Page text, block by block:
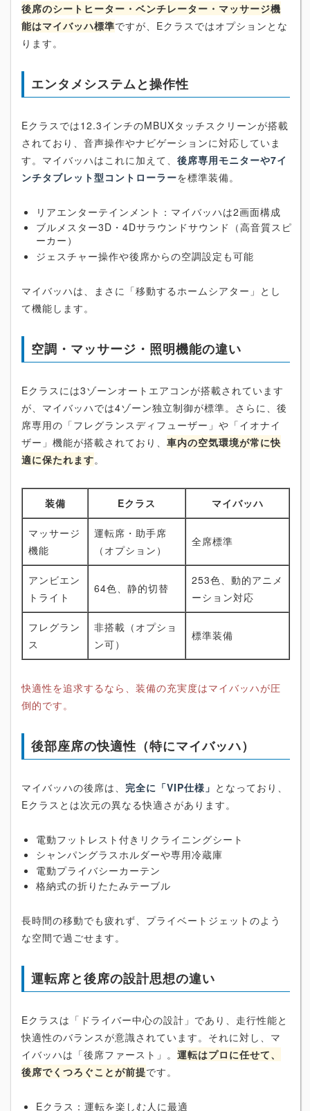
後席のシートヒーター・ベンチレーター・マッサージ機
能はマイバッハ標準ですが、Eクラスではオプションとな
ります。
エンタメシステムと操作性
Eクラスでは12.3インチのMBUXタッチスクリーンが搭載
されており、音声操作やナビゲーションに対応していま
す。マイバッハはこれに加えて、 後席専用モニターや7イ
ンチタブレット型コントローラーを標準装備。
リアエンターテインメント：マイバッハは2画面構成
ブルメスター3D・4Dサラウンドサウンド（高音質スピ
ーカー）
ジェスチャー操作や後席からの空調設定も可能
マイバッハは、まさに「移動するホームシアター」とし
て機能します。
空調・マッサージ・照明機能の違い
Eクラスには3ゾーンオートエアコンが搭載されています
が、マイバッハでは4ゾーン独立制御が標準。さらに、後
席専用の「フレグランスディフューザー」や「イオナイ
ザー」機能が搭載されており、 車内の空気環境が常に快
適に保たれます。
装備 Eクラス マイバッハ
マッサージ
機能
運転席・助手席
（オプション）
全席標準
アンビエン
トライト
64色、静的切替
253色、動的アニメ
ーション対応
フレグラン
ス
非搭載（オプショ
ン可）
標準装備
快適性を追求するなら、装備の充実度はマイバッハが圧
倒的です。
後部座席の快適性（特にマイバッハ）
マイバッハの後席は、 完全に「VIP仕様」 となっており、
Eクラスとは次元の異なる快適さがあります。
電動フットレスト付きリクライニングシート
シャンパングラスホルダーや専用冷蔵庫
電動プライバシーカーテン
格納式の折りたたみテーブル
長時間の移動でも疲れず、プライベートジェットのよう
な空間で過ごせます。
運転席と後席の設計思想の違い
Eクラスは「ドライバー中心の設計」であり、走行性能と
快適性のバランスが意識されています。それに対し、マ
イバッハは「後席ファースト」。 運転はプロに任せて、
後席でくつろぐことが前提です。
Eクラス：運転を楽しむ人に最適